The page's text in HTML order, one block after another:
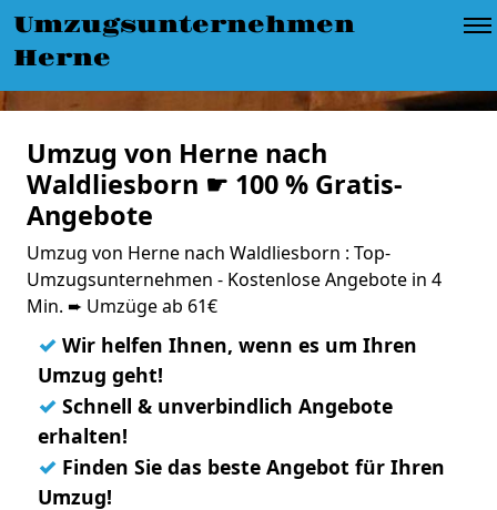
Umzugsunternehmen
Herne
Umzug von Herne nach
Waldliesborn ☛ 100 % Gratis-
Angebote
Umzug von Herne nach Waldliesborn : Top-
Umzugsunternehmen - Kostenlose Angebote in 4
Min. ➨ Umzüge ab 61€
✓ Wir helfen Ihnen, wenn es um Ihren
Umzug geht!
✓ Schnell & unverbindlich Angebote
erhalten!
✓ Finden Sie das beste Angebot für Ihren
Umzug!